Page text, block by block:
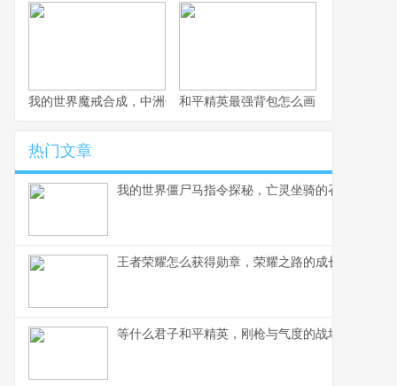
我的世界魔戒合成，中洲传奇的方块重塑和平精英最强背包怎么画，战术大师的
热门文章
我的世界僵尸马指令探秘，亡灵坐骑的召唤艺术
王者荣耀怎么获得勋章，荣耀之路的成长印记
等什么君子和平精英，刚枪与气度的战场交响